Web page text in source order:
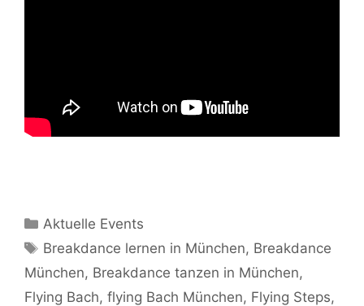
Kategorien
Aktuelle Events
Schlagwörter
Breakdance lernen in München, Breakdance
München, Breakdance tanzen in München,
Flying Bach, flying Bach München, Flying Steps,